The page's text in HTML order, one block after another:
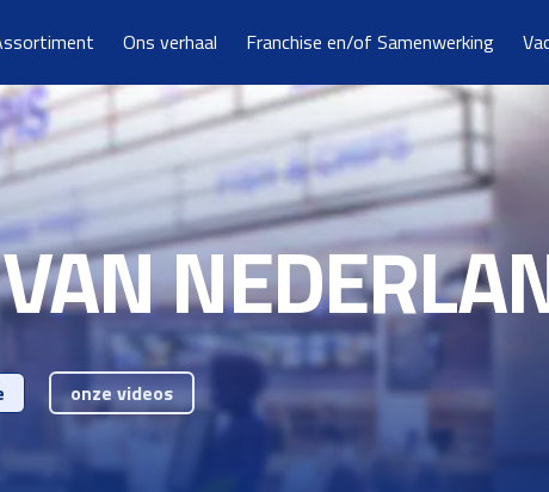
Ons verhaal Franchise en/of Samenwerking
onze videos